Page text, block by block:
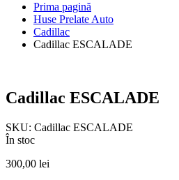
Prima pagină
Huse Prelate Auto
Cadillac
Cadillac ESCALADE
Cadillac ESCALADE
SKU: Cadillac ESCALADE
În stoc
300,00 lei